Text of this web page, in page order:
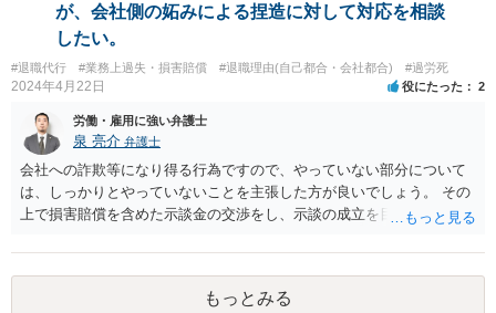
が、会社側の妬みによる捏造に対して対応を相談
したい。
#退職代行 #業務上過失・損害賠償 #退職理由(自己都合・会社都合) #過労死
2024年4月22日 役にたった 2
労働・雇用に強い弁護士
泉 亮介 弁護士
会社への詐欺等になり得る行為ですので、やっていない部分について
は、しっかりとやっていないことを主張した方が良いでしょう。 その
上で損害賠償を含めた示談金の交渉をし、示談の成立を目指す必要が
もっとみる